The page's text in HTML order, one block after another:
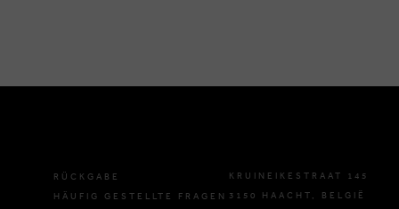
RÜCKGABE
HÄUFIG GESTELLTE FRAGEN
KRUINEIKESTRAAT 145
3150 HAACHT, BELGIË